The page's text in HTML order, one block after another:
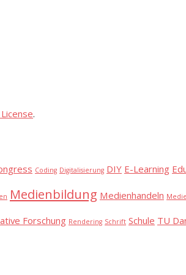
.
Coding Digitalisierung DIY E-Learning
Medienbildung Medienhandeln
Forschung Rendering Schrift Schule TU